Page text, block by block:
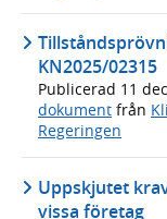
KN2025/02315
Publicerad 11
dokument från
Regeringen
Uppskjutet
vissa företag